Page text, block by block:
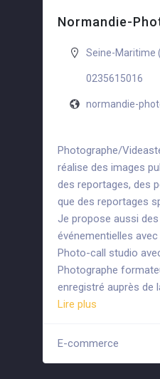
Normandie-
Seine-Maritime
0235615016
normandie-
Photographe/
réalise des images
des reportages, des
que des reportages
Je propose aussi
événementielles
Photo-call studio
Photographe
enregistré auprès de
Lire plus
E-commerce